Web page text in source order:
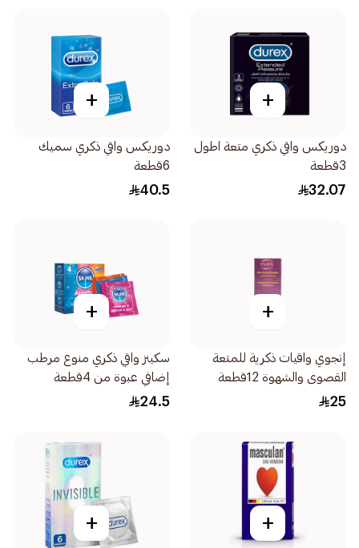
+
دوريكس واقي ذكري متعة اطول
3قطعة
32.07
+
دوريكس واقي ذكري سميك
6قطعة
40.5
+
إنجوي واقيات ذكرية للمتعة
القصوى والشهوة 12قطعة
25
+
سكينز واقي ذكري منوع مرطب
إضافي عبوة من 4قطعة
24.5
+
+